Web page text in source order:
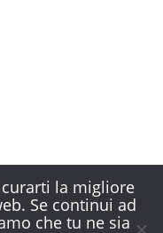
la migliore
Se continui ad
che tu ne sia